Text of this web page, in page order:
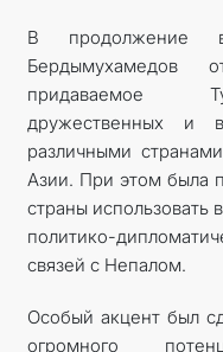
В продолжение
Бердымухамедов
придаваемое
дружественных и
различными
Азии. При этом была
страны использовать
политико-
связей с Непалом.
Особый акцент был
огромного